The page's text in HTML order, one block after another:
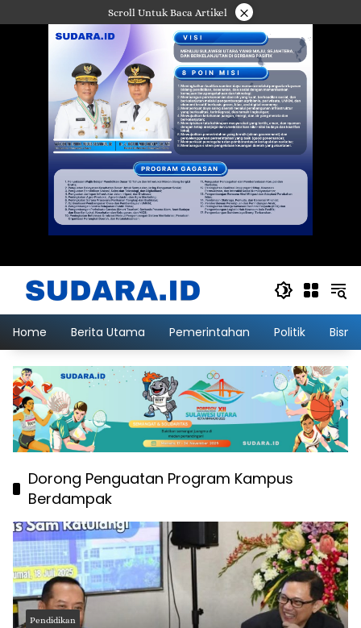
ke
Scroll Untuk Baca Artikel ×
Home Berita Utama Pemerintahan Politik
Dorong Penguatan Program Kampus
Berdampak
Pendidikan